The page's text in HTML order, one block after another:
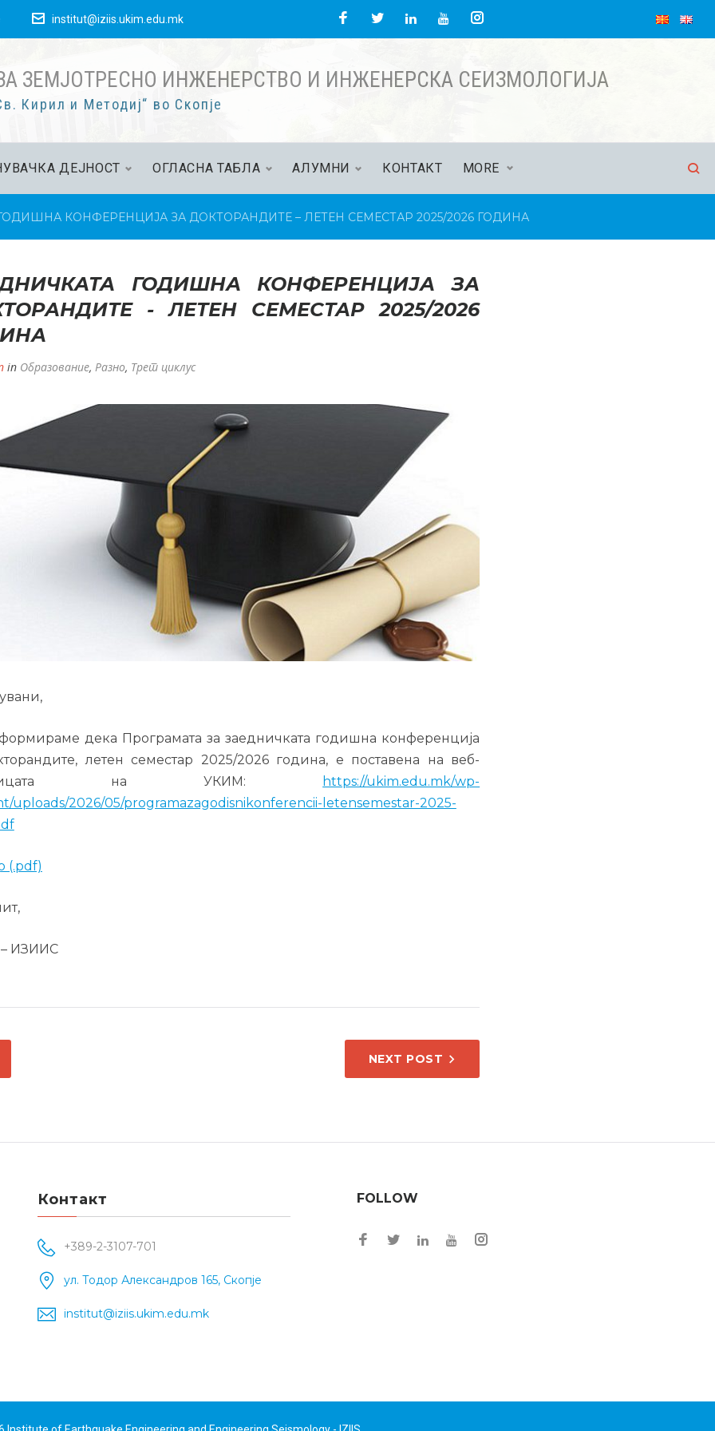
institut@iziis.ukim.edu.mk FacebookTwitter
LinkedInYouTube
Instagram
ЗЕМЈОТРЕСНО ИНЖЕНЕРСТВО И ИНЖЕНЕРСКА СЕИЗМОЛОГИЈА
Кирил и Методиј“ во Скопје
ДЕЈНОСТ ОГЛАСНА ТАБЛА АЛУМНИ КОНТАКТ MORE
КОНФЕРЕНЦИЈА ЗА ДОКТОРАНДИТЕ – ЛЕТЕН СЕМЕСТАР 2025/2026 ГОДИНА
ГОДИШНА КОНФЕРЕНЦИЈА ЗА
- ЛЕТЕН СЕМЕСТАР 2025/2026
in Образование, Разно, Трет циклус
дека Програмата за заедничката годишна конференција
летен семестар 2025/2026 година, е поставена на веб-
на УКИМ:
https://ukim.edu.mk/wp-
uploads/2026/05/programazagodisnikonferencii-letensemestar-2025-
(.pdf)
ИЗИИС
NEXT POST
Контакт
+389-2-3107-701
ул. Тодор Александров 165, Скопје
institut@iziis.ukim.edu.mk
FOLLOW
Facebook
Twitter
Instagram